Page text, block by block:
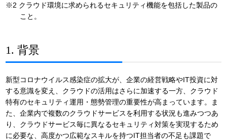
※2 クラウド環境に求められるセキュリティ機能を包括した製品の
こと。
1. 背景
新型コロナウイルス感染症の拡大が、企業の経営戦略やIT投資に対
する意識を変え、クラウドの活用はさらに加速する一方、クラウド
特有のセキュリティ運用・態勢管理の重要性が高まっています。ま
た、企業内で複数のクラウドサービスを利用する状況も進みつつあ
り、クラウドサービス毎に異なるセキュリティ対策を実現するため
に必要な、高度かつ広範なスキルを持つIT担当者の不足も課題で